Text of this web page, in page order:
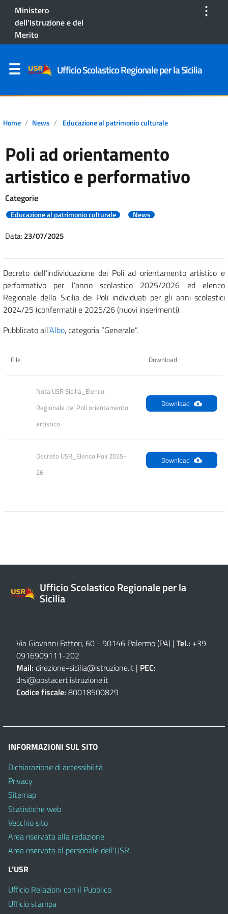
Ministero
dell'Istruzione e del
Merito
⋮
Ufficio Scolastico Regionale per la Sicilia
Home News Educazione al patrimonio culturale
Poli ad orientamento
artistico e performativo
Categorie
Educazione al patrimonio culturale News
Data:23/07/2025
Decreto dell’individuazione dei Poli ad orientamento artistico e
performativo per l’anno scolastico 2025/2026 ed elenco
Regionale della Sicilia dei Poli individuati per gli anni scolastici
2024/25 (confermati) e 2025/26 (nuovi inserimenti).
Pubblicato all’Albo, categoria “Generale”.
File Download
Nota USR Sicilia_Elenco
Regionale dei Poli orientamento
artistico
Download
Decreto USR_Elenco Poli 2025-
26
Download
Ufficio Scolastico Regionale per la
Sicilia
Via Giovanni Fattori, 60 - 90146 Palermo (PA) | Tel.: +39
0916909111-202
Mail: direzione-sicilia@istruzione.it | PEC:
drsi@postacert.istruzione.it
Codice fiscale: 80018500829
INFORMAZIONI SUL SITO
Dichiarazione di accessibilità
Privacy
Sitemap
Statistiche web
Vecchio sito
Area riservata alla redazione
Area riservata al personale dell’USR
L’USR
Ufficio Relazioni con il Pubblico
Ufficio stampa